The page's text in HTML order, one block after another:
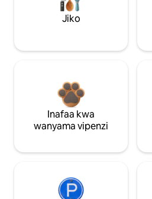
Jiko
Inafaa kwa
wanyama vipenzi